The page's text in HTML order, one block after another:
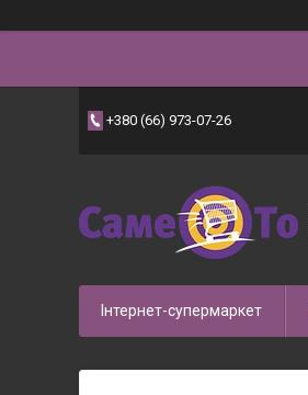
+380 (66) 973-07-26
Інтернет-супермаркет